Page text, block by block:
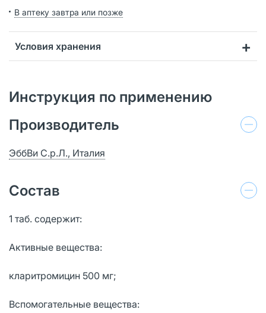
В аптеку завтра или позже
Условия хранения
Инструкция по применению
Производитель
ЭббВи С.р.Л., Италия
Состав
1 таб. содержит:
Активные вещества:
кларитромицин 500 мг;
Вспомогательные вещества: